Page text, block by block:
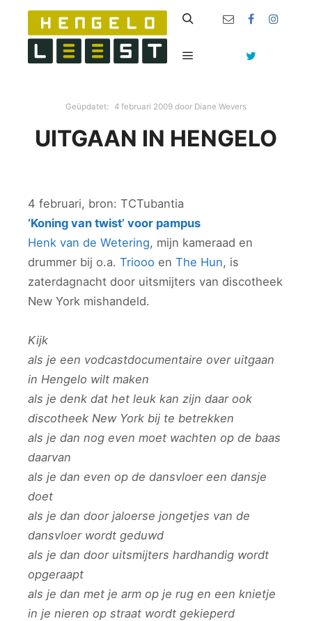
Geüpdatet: 4 februari 2009 door Diane Wevers
UITGAAN IN HENGELO
4 februari, bron: TCTubantia
‘Koning van twist’ voor pampus
Henk van de Wetering, mijn kameraad en
drummer bij o.a. Triooo en The Hun, is
zaterdagnacht door uitsmijters van discotheek
New York mishandeld.
Kijk
als je een vodcastdocumentaire over uitgaan
in Hengelo wilt maken
als je denk dat het leuk kan zijn daar ook
discotheek New York bij te betrekken
als je dan nog even moet wachten op de baas
daarvan
als je dan even op de dansvloer een dansje
doet
als je dan door jaloerse jongetjes van de
dansvloer wordt geduwd
als je dan door uitsmijters hardhandig wordt
opgeraapt
als je dan met je arm op je rug en een knietje
in je nieren op straat wordt gekieperd